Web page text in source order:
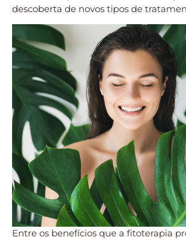
descoberta de novos tipos de
Entre os benefícios que a fitoterapia